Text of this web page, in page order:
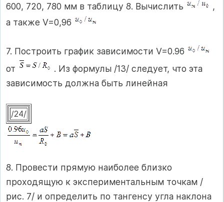
600, 720, 780 мм в таблицу 8. Вычислить
,
а также V=0,96
7. Построить график зависимости V=0.96
от
. Из формулы /13/ следует, что эта
зависимость должна быть линейная
/24/
8. Провести прямую наиболее близко
проходящую к экспериментальным точкам /
рис. 7/ и определить по тангенсу угла наклона